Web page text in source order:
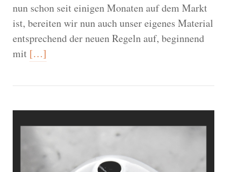
nun schon seit einigen Monaten auf dem Markt
ist, bereiten wir nun auch unser eigenes Material
entsprechend der neuen Regeln auf, beginnend
mit […]